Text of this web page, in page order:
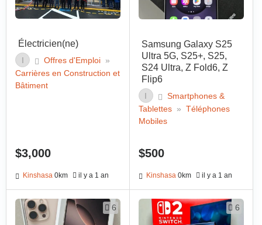
Électricien(ne)
I Offres d'Emploi »
Carrières en Construction et
Bâtiment
$3,000
Kinshasa 0km il y a 1 an
Samsung Galaxy S25
Ultra 5G, S25+, S25,
S24 Ultra, Z Fold6, Z
Flip6
I
Smartphones &
Tablettes » Téléphones
Mobiles
$500
Kinshasa 0km il y a 1 an
6 6